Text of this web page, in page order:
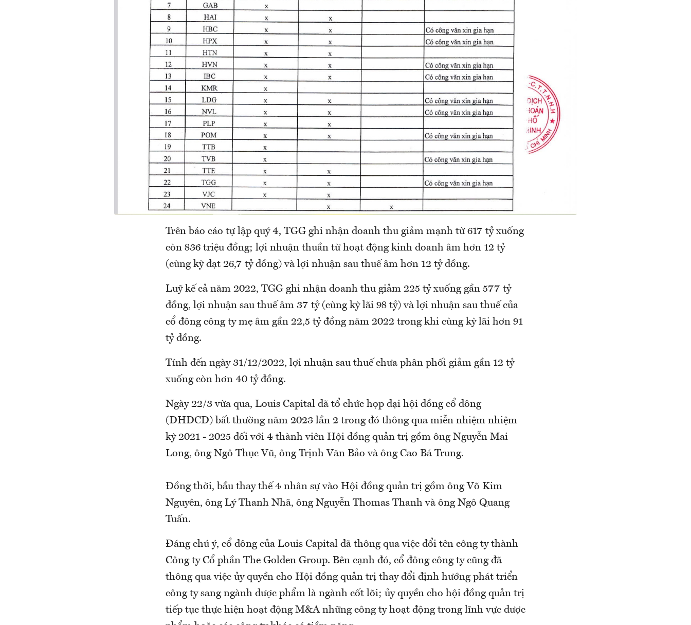
Trên báo cáo tự lập quý 4, TGG ghi nhận doanh thu giảm mạnh từ 617 tỷ xuống
còn 836 triệu đồng; lợi nhuận thuần từ hoạt động kinh doanh âm hơn 12 tỷ
(cùng kỳ đạt 26,7 tỷ đồng) và lợi nhuận sau thuế âm hơn 12 tỷ đồng.
Luỹ kế cả năm 2022, TGG ghi nhận doanh thu giảm 225 tỷ xuống gần 577 tỷ
đồng, lợi nhuận sau thuế âm 37 tỷ (cùng kỳ lãi 98 tỷ) và lợi nhuận sau thuế của
cổ đông công ty mẹ âm gần 22,5 tỷ đồng năm 2022 trong khi cùng kỳ lãi hơn 91
tỷ đồng.
Tính đến ngày 31/12/2022, lợi nhuận sau thuế chưa phân phối giảm gần 12 tỷ
xuống còn hơn 40 tỷ đồng.
Ngày 22/3 vừa qua, Louis Capital đã tổ chức họp đại hội đồng cổ đông
(ĐHĐCĐ) bất thường năm 2023 lần 2 trong đó thông qua miễn nhiệm nhiệm
kỳ 2021 - 2025 đối với 4 thành viên Hội đồng quản trị gồm ông Nguyễn Mai
Long, ông Ngô Thục Vũ, ông Trịnh Văn Bảo và ông Cao Bá Trung.
Đồng thời, bầu thay thế 4 nhân sự vào Hội đồng quản trị gồm ông Võ Kim
Nguyên, ông Lý Thanh Nhã, ông Nguyễn Thomas Thanh và ông Ngô Quang
Tuấn.
Đáng chú ý, cổ đông của Louis Capital đã thông qua việc đổi tên công ty thành
Công ty Cổ phần The Golden Group. Bên cạnh đó, cổ đông công ty cũng đã
thông qua việc ủy quyền cho Hội đồng quản trị thay đổi định hướng phát triển
công ty sang ngành dược phẩm là ngành cốt lõi; ủy quyền cho hội đồng quản trị
tiếp tục thực hiện hoạt động M&A những công ty hoạt động trong lĩnh vực dược